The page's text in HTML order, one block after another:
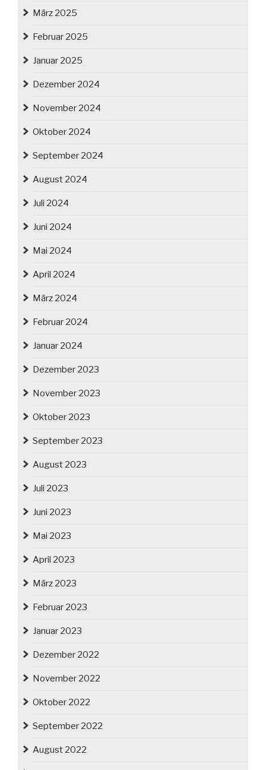
März 2025
Februar 2025
Januar 2025
Dezember 2024
November 2024
Oktober 2024
September 2024
August 2024
Juli 2024
Juni 2024
Mai 2024
April 2024
März 2024
Februar 2024
Januar 2024
Dezember 2023
November 2023
Oktober 2023
September 2023
August 2023
Juli 2023
Juni 2023
Mai 2023
April 2023
März 2023
Februar 2023
Januar 2023
Dezember 2022
November 2022
Oktober 2022
September 2022
August 2022